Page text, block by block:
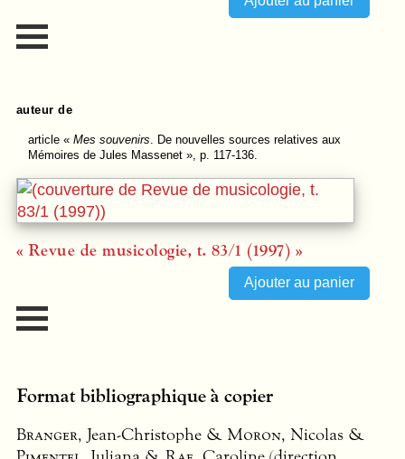
auteur de
article« Mes souvenirs . De nouvelles sources relatives aux
Mémoires de Jules Massenet », p. 117-136.
« Revue de musicologie, t. 83/1 (1997) »
Format bibliographique à copier
Branger, Jean-Christophe & Moron, Nicolas &